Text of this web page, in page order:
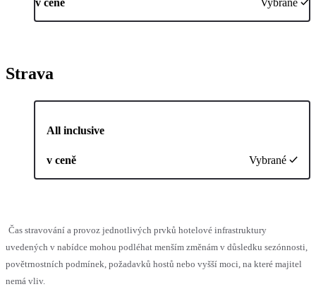
v ceně Vybrané
Strava
All inclusive
v ceně Vybrané
Čas stravování a provoz jednotlivých prvků hotelové infrastruktury
uvedených v nabídce mohou podléhat menším změnám v důsledku sezónnosti,
povětrnostních podmínek, požadavků hostů nebo vyšší moci, na které majitel
nemá vliv.